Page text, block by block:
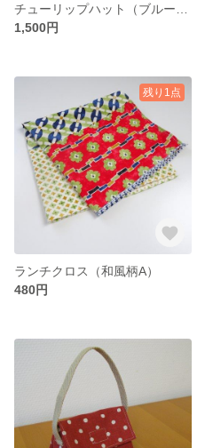
1,500円
残り1点
ランチクロス（和風柄A）
480円